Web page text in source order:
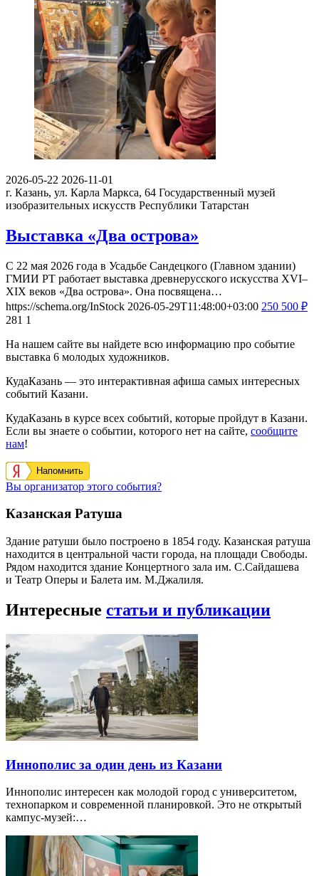
2026-05-22 2026-11-01
г. Казань, ул. Карла Маркса, 64 Государственный музей
изобразительных искусств Республики Татарстан
Выставка «Два острова»
С 22 мая 2026 года в Усадьбе Сандецкого (Главном здании)
ГМИИ РТ работает выставка древнерусского искусства XVI–
XIX веков «Два острова». Она посвящена…
https://schema.org/InStock 2026-05-29T11:48:00+03:00 250 500 ₽
281 1
На нашем сайте вы найдете всю информацию про событие
выставка 6 молодых художников.
КудаКазань — это интерактивная афиша самых интересных
событий Казани.
КудаКазань в курсе всех событий, которые пройдут в Казани.
Если вы знаете о событии, которого нет на сайте, сообщите
нам!
Напомнить
Вы организатор этого события?
Казанская Ратуша
Здание ратуши было построено в 1854 году. Казанская ратуша
находится в центральной части города, на площади Свободы.
Рядом находится здание Концертного зала им. С.Сайдашева
и Театр Оперы и Балета им. М.Джалиля.
Интересные статьи и публикации
Иннополис за один день из Казани
Иннополис интересен как молодой город с университетом,
технопарком и современной планировкой. Это не открытый
кампус-музей:…